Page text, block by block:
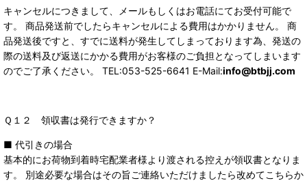
キャンセルにつきまして、メールもしくはお電話にてお受付可能で
す。 商品発送前でしたらキャンセルによる費用はかかりません。 商
品発送後ですと、すでに送料が発生してしまっております為、発送の
際の送料及び返送にかかる費用がお客様のご負担となってしまいます
のでご了承ください。 TEL:053-525-6641 E-Mail:info@btbjj.com
Ｑ１２ 領収書は発行できますか？
■ 代引きの場合
基本的にお荷物到着時宅配業者様より渡される控えが領収書となりま
す。 別途必要な場合はその旨ご連絡いただけましたら改めてこちらか